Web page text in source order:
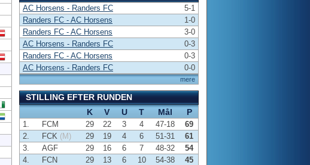
mere
AC Horsens - Randers FC
5-1
Randers FC - AC Horsens
1-0
Randers FC - AC Horsens
3-0
AC Horsens - Randers FC
0-3
Randers FC - AC Horsens
0-3
AC Horsens - Randers FC
0-0
STILLING EFTER RUNDEN
K
V U T Mål P
1. FCM 29 22 3 4 47-18
69
2.
FCK (M) 29 19 4 6 51-31
61
3.
AGF 29 16 6 7 48-32
54
4.
FCN 29 13 6 10 54-38 45